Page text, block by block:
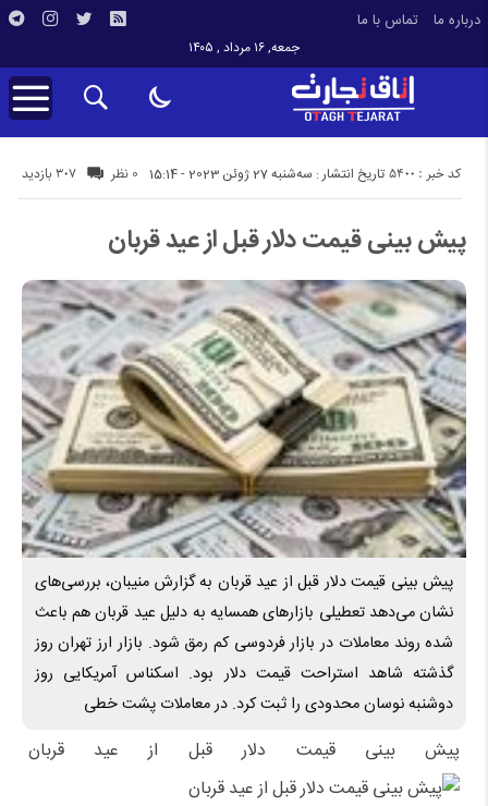
درباره ما تماس با ما
جمعه, ۱۶ مرداد , ۱۴۰۵
تاریخ انتشار : سه‌شنبه 27 ژوئن 2023 - 15:14 307 بازدید کد خبر : 5400 0 نظر
پیش بینی قیمت دلار قبل از عید قربان
پیش بینی قیمت دلار قبل از عید قربان به گزارش منیبان، بررسی‌های
نشان می‌دهد تعطیلی بازار‌های همسایه به دلیل عید قربان هم باعث
شده روند معاملات در بازار فردوسی کم رمق شود. بازار ارز تهران روز
گذشته شاهد استراحت قیمت دلار بود. اسکناس آمریکایی روز
دوشنبه نوسان محدودی را ثبت کرد. در معاملات پشت خطی
پیش بینی قیمت دلار قبل از عید قربان